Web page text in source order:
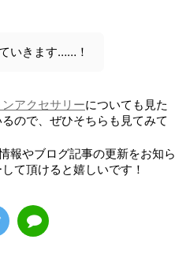
いきます……！
アクセサリーについても見た
ので、ぜひそちらも見てみて
報やブログ記事の更新をお知ら
て頂けると嬉しいです！